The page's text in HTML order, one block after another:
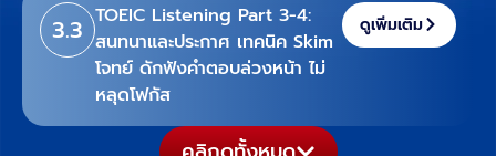
3.3 TOEIC Listening Part 3-4:
สนทนาและประกาศ เทคนิค Skim
โจทย์ ดักฟังคำตอบล่วงหน้า ไม่
หลุดโฟกัส
ดูเพิ่มเติม